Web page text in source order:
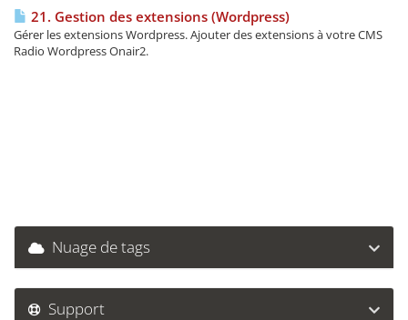
21. Gestion des extensions (Wordpress)
Gérer les extensions Wordpress. Ajouter des extensions à votre CMS
Radio Wordpress Onair2.
Nuage de tags
Support